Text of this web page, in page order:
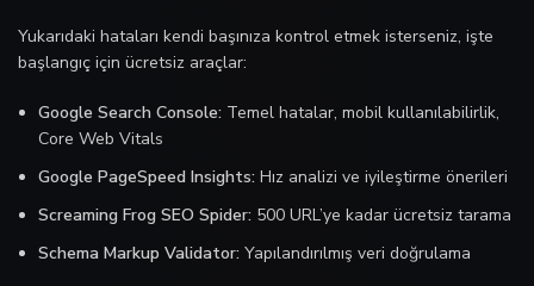
Yukarıdaki hataları kendi başınıza kontrol etmek isterseniz, işte
başlangıç için ücretsiz araçlar:
Google Search Console: Temel hatalar, mobil kullanılabilirlik,
Core Web Vitals
Google PageSpeed Insights: Hız analizi ve iyileştirme önerileri
Screaming Frog SEO Spider: 500 URL’ye kadar ücretsiz tarama
Schema Markup Validator: Yapılandırılmış veri doğrulama